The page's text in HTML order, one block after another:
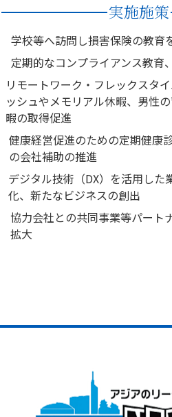
実施施策
学校等へ訪問し損害保険の教育
定期的なコンプライアンス教育
リモートワーク・フレックスタ
ッシュやメモリアル休暇、男性
暇の取得促進
健康経営促進のための定期健康
の会社補助の推進
デジタル技術（DX）を活用した
化、新たなビジネスの創出
協力会社との共同事業等パート
拡大